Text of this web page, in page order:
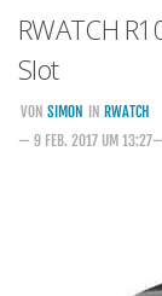
Aktuelle
Kommende
Marken und
RWATCH
Slot
VON SIMON IN RWATCH
— 9 FEB. 2017 UM 13:27—